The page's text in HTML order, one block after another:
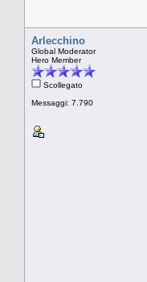
Arlecchino
Global Moderator
Hero Member
Scollegato
Messaggi: 7.790